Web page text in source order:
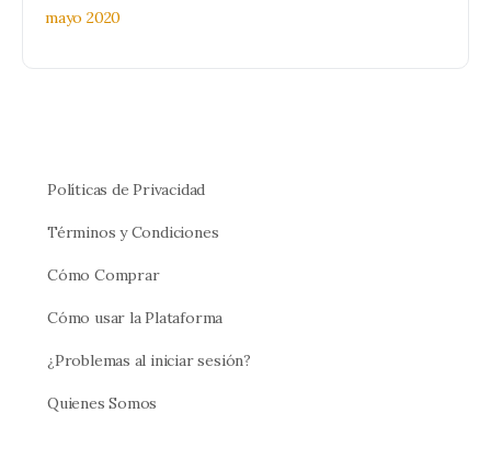
mayo 2020
Políticas de Privacidad
Términos y Condiciones
Cómo Comprar
Cómo usar la Plataforma
¿Problemas al iniciar sesión?
Quienes Somos